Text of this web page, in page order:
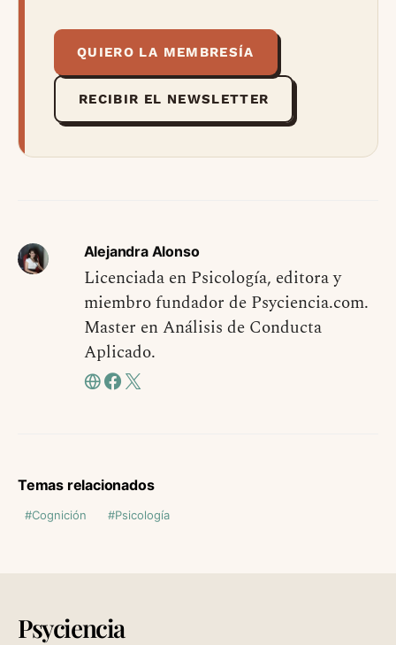
QUIERO LA MEMBRESÍA
RECIBIR EL NEWSLETTER
Alejandra Alonso
Licenciada en Psicología, editora y
miembro fundador de Psyciencia.com.
Master en Análisis de Conducta
Aplicado.
Temas relacionados
Cognición Psicología
Psyciencia